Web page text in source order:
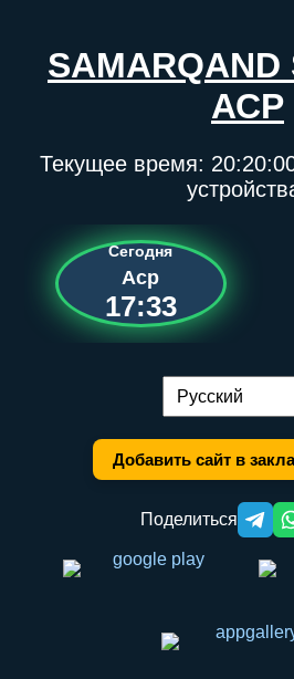
SAMARQAND
АСР
Текущее время:
Сегодня
Аср
17:33
Переключение
Добавить сайт в
Поделиться